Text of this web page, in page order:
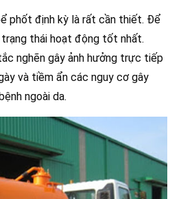
phốt định kỳ là rất cần thiết. Để
thái hoạt động tốt nhất.
nghẽn gây ảnh hưởng trực tiếp
và tiềm ẩn các nguy cơ gây
ngoài da.